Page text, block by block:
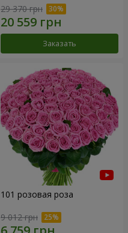
29 370 грн
Заказать
101 розовая роза
9 012 грн